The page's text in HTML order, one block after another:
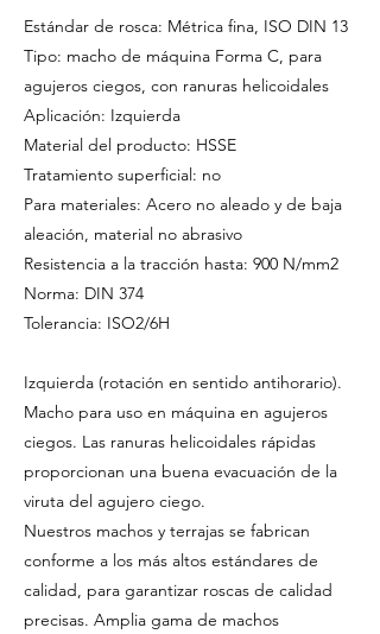
Estándar de rosca: Métrica fina, ISO DIN 13
Tipo: macho de máquina Forma C, para
agujeros ciegos, con ranuras helicoidales
Aplicación: Izquierda
Material del producto: HSSE
Tratamiento superficial: no
Para materiales: Acero no aleado y de baja
aleación, material no abrasivo
Resistencia a la tracción hasta: 900 N/mm2
Norma: DIN 374
Tolerancia: ISO2/6H
Izquierda (rotación en sentido antihorario).
Macho para uso en máquina en agujeros
ciegos. Las ranuras helicoidales rápidas
proporcionan una buena evacuación de la
viruta del agujero ciego.
Nuestros machos y terrajas se fabrican
conforme a los más altos estándares de
calidad, para garantizar roscas de calidad
precisas. Amplia gama de machos